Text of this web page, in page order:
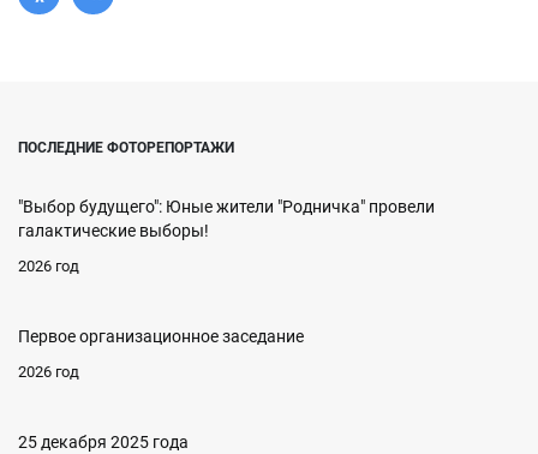
ПОСЛЕДНИЕ ФОТОРЕПОРТАЖИ
"Выбор будущего": Юные жители "Родничка" провели
галактические выборы!
2026 год
Первое организационное заседание
2026 год
25 декабря 2025 года